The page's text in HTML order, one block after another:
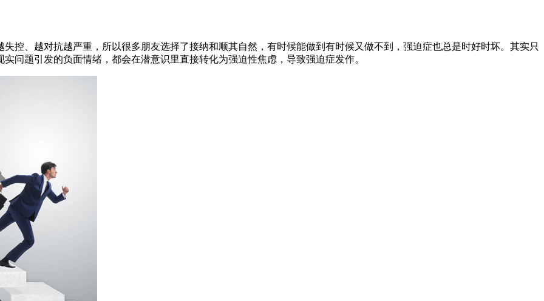
控、越对抗越严重，所以很多朋友选择了接纳和顺其自然，有时候能做到有时候又做不到，强迫症也总是时好时坏。其实只
问题引发的负面情绪，都会在潜意识里直接转化为强迫性焦虑，导致强迫症发作。